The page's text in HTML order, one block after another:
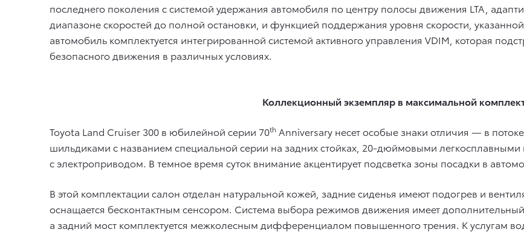
последнего поколения с системой удержания автомобиля по центру полосы движения LTA,
диапазоне скоростей до полной остановки, и функцией поддержания уровня скорости,
автомобиль комплектуется интегрированной системой активного управления VDIM, которая
безопасного движения в различных условиях.
Коллекционный экземпляр в максимальной
Toyota Land Cruiser 300 в юбилейной серии 70th Anniversary несет особые знаки отличия — в
шильдиками с названием специальной серии на задних стойках, 20-дюймовыми
с электроприводом. В темное время суток внимание акцентирует подсветка зоны посадки в
В этой комплектации салон отделан натуральной кожей, задние сиденья имеют подогрев и
оснащается бесконтактным сенсором. Система выбора режимов движения имеет
а задний мост комплектуется межколесным дифференциалом повышенного трения. К услугам